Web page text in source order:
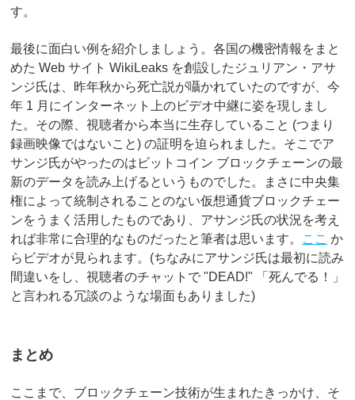
す。
最後に面白い例を紹介しましょう。各国の機密情報をまと
めた Web サイト WikiLeaks を創設したジュリアン・アサ
ンジ氏は、昨年秋から死亡説が囁かれていたのですが、今
年 1 月にインターネット上のビデオ中継に姿を現しまし
た。その際、視聴者から本当に生存していること (つまり
録画映像ではないこと) の証明を迫られました。そこでア
サンジ氏がやったのはビットコイン ブロックチェーンの最
新のデータを読み上げるというものでした。まさに中央集
権によって統制されることのない仮想通貨ブロックチェー
ンをうまく活用したものであり、アサンジ氏の状況を考え
れば非常に合理的なものだったと筆者は思います。
ここ か
らビデオが見られます。(ちなみにアサンジ氏は最初に読み
間違いをし、視聴者のチャットで "DEAD!" 「死んでる！」
と言われる冗談のような場面もありました)
まとめ
ここまで、ブロックチェーン技術が生まれたきっかけ、そ